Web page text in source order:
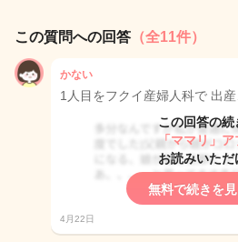
この質問への回答 （全11件）
かない
1人目をフクイ産婦人科で 出産
この回答の続
「ママリ」ア
お読みいただ
無料で続きを
4月22日